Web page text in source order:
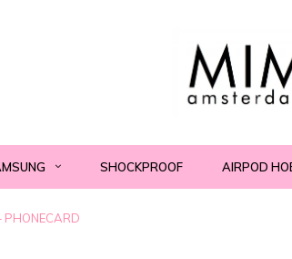
SHOCKPROOF AIRPOD
PHONECARD